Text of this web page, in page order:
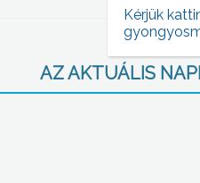
AZ AKTUÁLIS
Kérjük